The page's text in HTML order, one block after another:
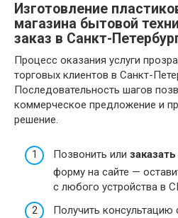
Изготовление
магазина бытовой
заказ в Санкт-
Процесс оказания услуги
торговых клиентов в Санкт-
Последовательность шагов
коммерческое предложение и
решение.
Позвонить или
форму на сайте —
с любого устройства в
Получить консультацию